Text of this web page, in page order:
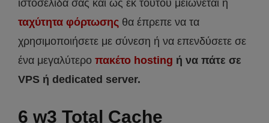
ιστοσελίδα σας και ως εκ τούτου μειώνεται η
ταχύτητα φόρτωσης θα έπρεπε να τα
χρησιμοποιήσετε με σύνεση ή να επενδύσετε σε
ένα μεγαλύτερο πακέτο hosting ή να πάτε σε
VPS ή dedicated server.
6 w3 Total Cache